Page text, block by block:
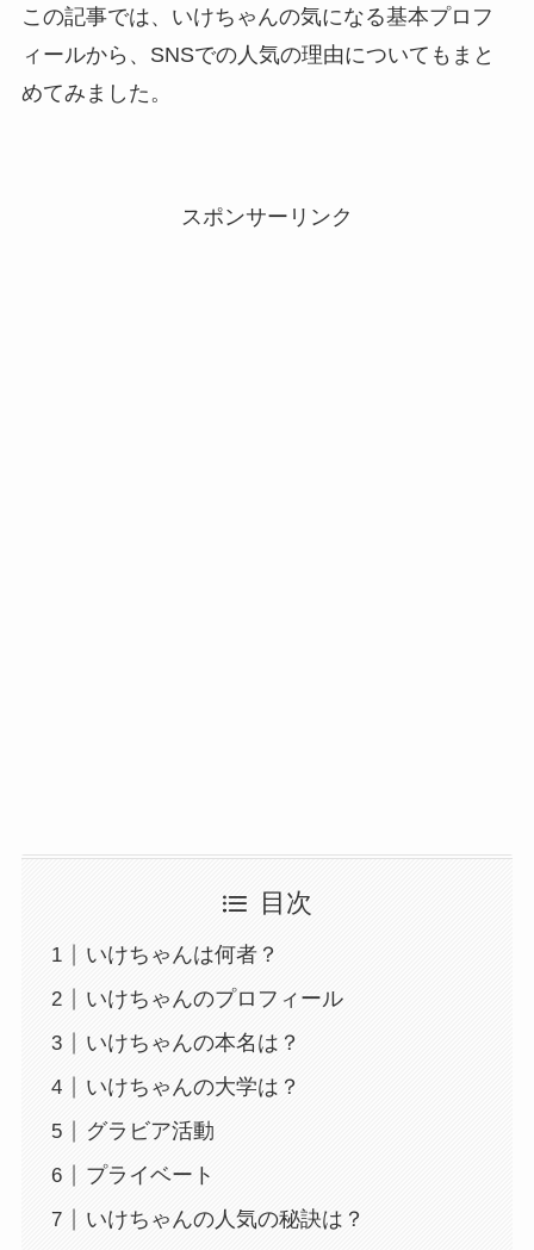
この記事では、いけちゃんの気になる基本プロフ
ィールから、SNSでの人気の理由についてもまと
めてみました。
スポンサーリンク
目次
いけちゃんは何者？
いけちゃんのプロフィール
いけちゃんの本名は？
いけちゃんの大学は？
グラビア活動
プライベート
いけちゃんの人気の秘訣は？